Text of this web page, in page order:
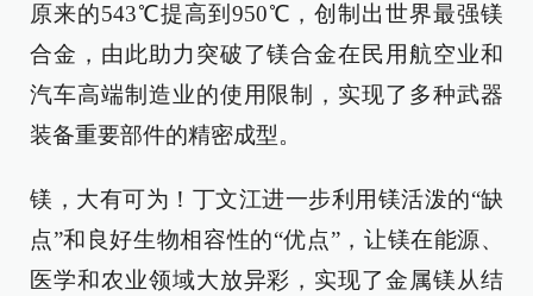
原来的543℃提高到950℃，创制出世界最强镁
合金，由此助力突破了镁合金在民用航空业和
汽车高端制造业的使用限制，实现了多种武器
装备重要部件的精密成型。
镁，大有可为！丁文江进一步利用镁活泼的“缺
点”和良好生物相容性的“优点”，让镁在能源、
医学和农业领域大放异彩，实现了金属镁从结